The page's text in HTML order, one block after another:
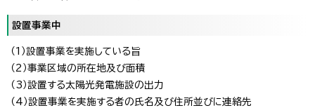
設置事業中
（1）設置事業を実施している旨
（2）事業区域の所在地及び面積
（3）設置する太陽光発電施設の出力
（4）設置事業を実施する者の氏名及び住所並びに連絡先